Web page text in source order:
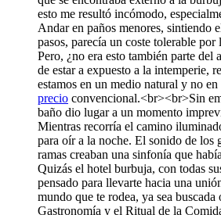
esto me resultó incómodo,
Andar en paños menores, sintiendo
pasos, parecía un coste tolerable
Pero, ¿no era esto también parte del
de estar a expuesto a la intemperie,
estamos en un medio natural y no
precio convencional.<br><br>Sin
baño dio lugar a un momento
Mientras recorría el camino
para oír a la noche. El sonido de los
ramas creaban una sinfonía que
Quizás el hotel burbuja, con todas
pensado para llevarte hacia una
mundo que te rodea, ya sea
Gastronomía y el Ritual de la